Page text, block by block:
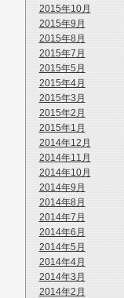
2015年10月
2015年9月
2015年8月
2015年7月
2015年5月
2015年4月
2015年3月
2015年2月
2015年1月
2014年12月
2014年11月
2014年10月
2014年9月
2014年8月
2014年7月
2014年6月
2014年5月
2014年4月
2014年3月
2014年2月